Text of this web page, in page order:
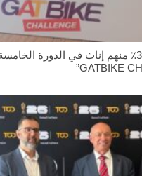
قرابة 1900 مشارك 30٪ منهم إناث في الدورة